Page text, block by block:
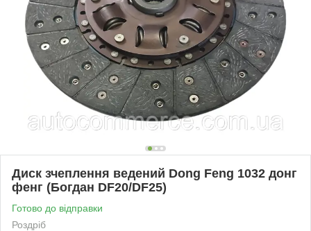
Диск зчеплення ведений Dong Feng 1032 донг
фенг (Богдан DF20/DF25)
Готово до відправки
Роздріб